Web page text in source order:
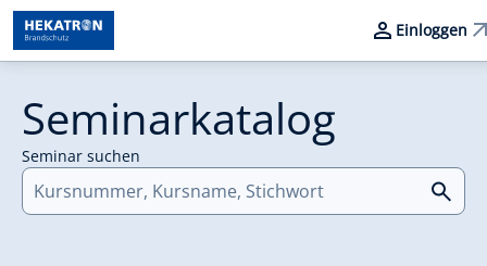
Einloggen
Seminarkatalog
Seminar suchen